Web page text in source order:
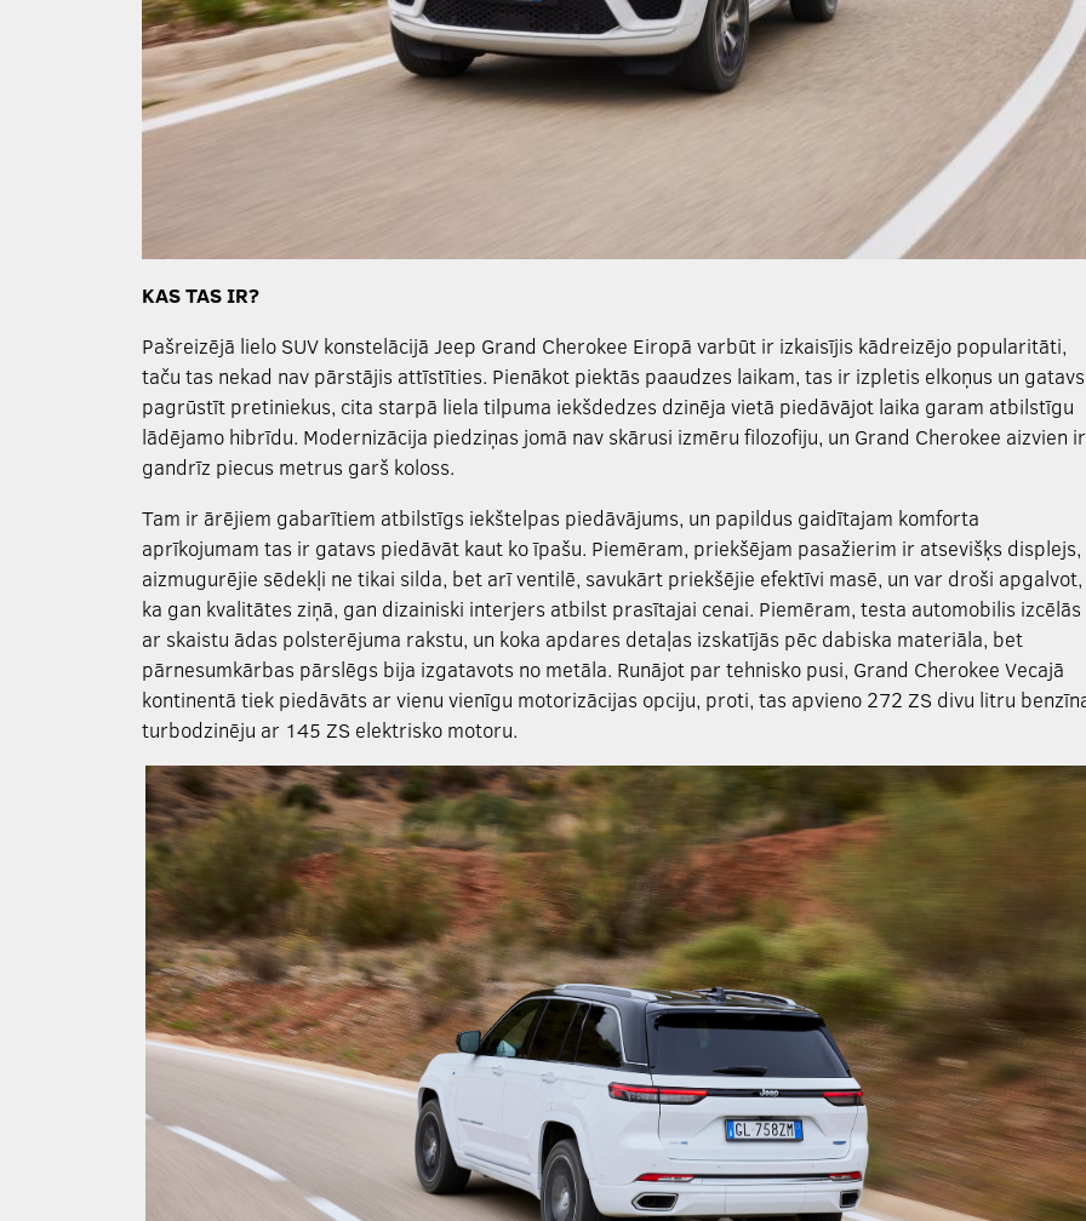
KAS TAS IR?
Pašreizējā lielo SUV konstelācijā Jeep Grand Cherokee Eiropā varbūt ir izkaisījis kādreizējo popularitāti,
taču tas nekad nav pārstājis attīstīties. Pienākot piektās paaudzes laikam, tas ir izpletis elkoņus un gatavs
pagrūstīt pretiniekus, cita starpā liela tilpuma iekšdedzes dzinēja vietā piedāvājot laika garam atbilstīgu
lādējamo hibrīdu. Modernizācija piedziņas jomā nav skārusi izmēru filozofiju, un Grand Cherokee aizvien ir
gandrīz piecus metrus garš koloss.
Tam ir ārējiem gabarītiem atbilstīgs iekštelpas piedāvājums, un papildus gaidītajam komforta
aprīkojumam tas ir gatavs piedāvāt kaut ko īpašu. Piemēram, priekšējam pasažierim ir atsevišķs displejs,
aizmugurējie sēdekļi ne tikai silda, bet arī ventilē, savukārt priekšējie efektīvi masē, un var droši apgalvot,
ka gan kvalitātes ziņā, gan dizainiski interjers atbilst prasītajai cenai. Piemēram, testa automobilis izcēlās
ar skaistu ādas polsterējuma rakstu, un koka apdares detaļas izskatījās pēc dabiska materiāla, bet
pārnesumkārbas pārslēgs bija izgatavots no metāla. Runājot par tehnisko pusi, Grand Cherokee Vecajā
kontinentā tiek piedāvāts ar vienu vienīgu motorizācijas opciju, proti, tas apvieno 272 ZS divu litru
turbodzinēju ar 145 ZS elektrisko motoru.